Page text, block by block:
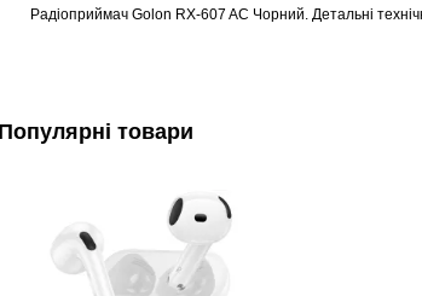
Радіоприймач Golon RX-607 AC Чорний. Детальні
товари